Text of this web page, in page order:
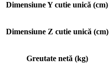
Dimensiune Y cutie unică (cm)
Dimensiune Z cutie unică (cm)
Greutate netă (kg)